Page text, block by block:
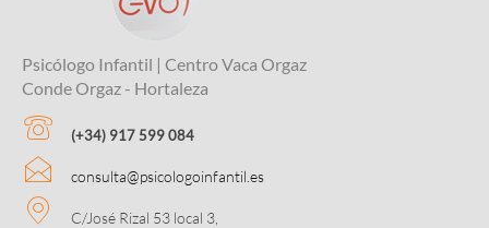
Psicólogo Infantil | Centro Vaca Orgaz
Conde Orgaz - Hortaleza
(+34) 917 599 084
consulta@psicologoinfantil.es
C/José Rizal 53 local 3,